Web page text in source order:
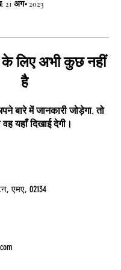
21 अग॰ 2023
के लिए अभी कुछ नहीं
है
बारे में जानकारी जोड़ेगा, तो
यहाँ दिखाई देगी।
एमए, 02134